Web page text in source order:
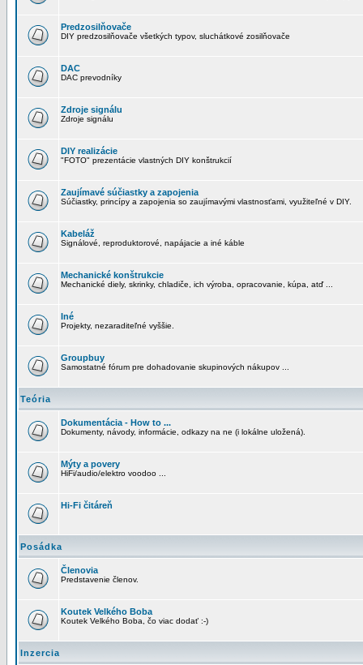
Predzosilňovače
DIY predzosilňovače všetkých typov, sluchátkové zosilňovače
DAC
DAC prevodníky
Zdroje signálu
Zdroje signálu
DIY realizácie
"FOTO" prezentácie vlastných DIY konštrukcií
Zaujímavé súčiastky a zapojenia
Súčiastky, princípy a zapojenia so zaujímavými vlastnosťami, využiteľné v DIY.
Kabeláž
Signálové, reproduktorové, napájacie a iné káble
Mechanické konštrukcie
Mechanické diely, skrinky, chladiče, ich výroba, opracovanie, kúpa, atď ...
Iné
Projekty, nezaraditeľné vyššie.
Groupbuy
Samostatné fórum pre dohadovanie skupinových nákupov ...
Teória
Dokumentácia - How to ...
Dokumenty, návody, informácie, odkazy na ne (i lokálne uložená).
Mýty a povery
HiFi/audio/elektro voodoo ...
Hi-Fi čitáreň
Posádka
Členovia
Predstavenie členov.
Koutek Velkého Boba
Koutek Velkého Boba, čo viac dodať :-)
Inzercia